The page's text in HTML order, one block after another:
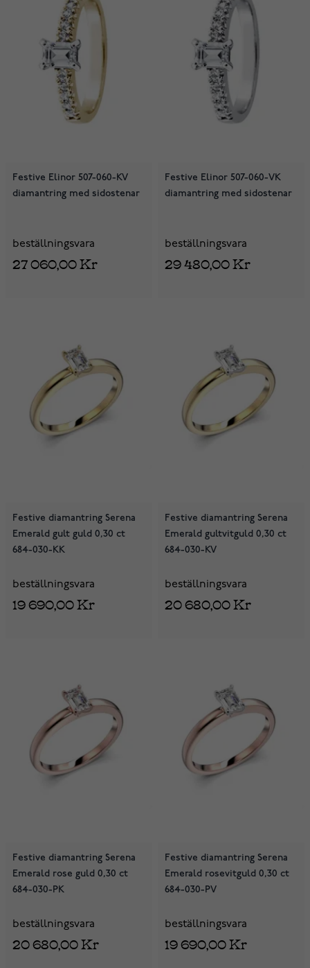
Festive Elinor 507-060-KV
diamantring med sidostenar
beställningsvara
27 060,00 Kr
Festive Elinor 507-060-VK
diamantring med sidostenar
beställningsvara
29 480,00 Kr
Festive diamantring Serena
Emerald gult guld 0,30 ct
684-030-KK
beställningsvara
19 690,00 Kr
Festive diamantring Serena
Emerald gultvitguld 0,30 ct
684-030-KV
beställningsvara
20 680,00 Kr
Festive diamantring Serena
Emerald rose guld 0,30 ct
684-030-PK
beställningsvara
20 680,00 Kr
Festive diamantring Serena
Emerald rosevitguld 0,30 ct
684-030-PV
beställningsvara
19 690,00 Kr